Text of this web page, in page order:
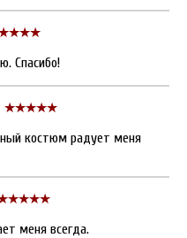
Спасибо!
костюм радует меня
меня всегда.